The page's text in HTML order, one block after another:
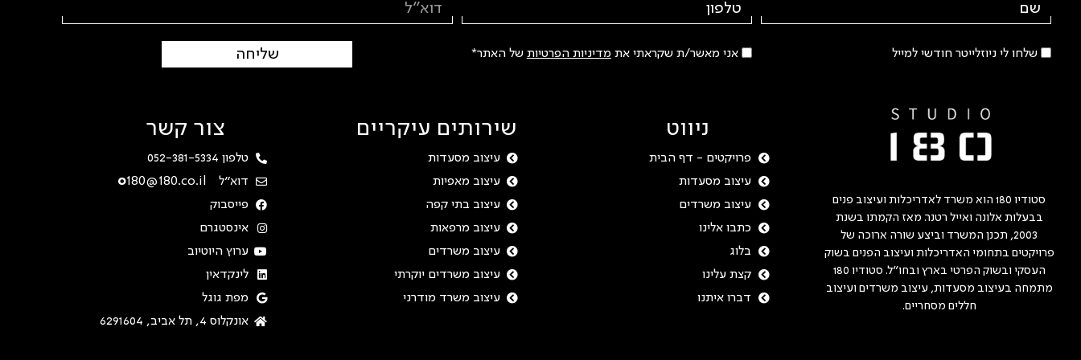
שלחו לי ניוזלייטר חודשי למייל אני מאשר/ת שקראתי את מדיניות הפרטיות של האתר* שליחה
סטודיו 180 הוא משרד לאדריכלות ועיצוב פנים
בבעלות אלונה ואייל רטנר. מאז הקמתו בשנת
2003, תכנן המשרד וביצע שורה ארוכה של
פרויקטים בתחומי האדריכלות ועיצוב הפנים בשוק
העסקי ובשוק הפרטי בארץ ובחו"ל. סטודיו 180
מתמחה בעיצוב מסעדות, עיצוב משרדים ועיצוב
חללים מסחריים.
ניווט
פרויקטים - דף הבית
עיצוב מסעדות
עיצוב משרדים
כתבו אלינו
בלוג
קצת עלינו
דברו איתנו
שירותים עיקריים
עיצוב מסעדות
עיצוב מאפיות
עיצוב בתי קפה
עיצוב מרפאות
עיצוב משרדים
עיצוב משרדים יוקרתי
עיצוב משרד מודרני
צור קשר
טלפון 052-381-5334
דוא"ל
o180@180.co.il
פייסבוק
אינסטגרם
ערוץ היוטיוב
לינקדאין
מפת גוגל
אונקלוס 4, תל אביב, 6291604